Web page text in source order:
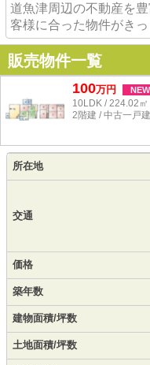
道魚津周辺の不動産を
客様に合った物件がきっ
販売物件一覧
100万円 NEW
10LDK / 224.02㎡
2階建 / 中古一戸
所在地
交通
価格
築年数
建物面積/坪数
土地面積/坪数